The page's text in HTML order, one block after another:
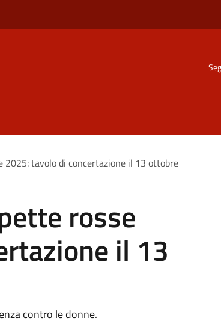
2025: tavolo di concertazione il 13 ottobre
rosse
il 13
contro le donne.